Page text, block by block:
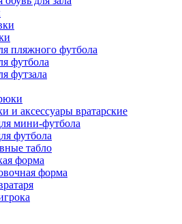
пляжного футбола
футбола
футзала
и аксессуары вратарские
мини-футбола
футбола
табло
форма
форма